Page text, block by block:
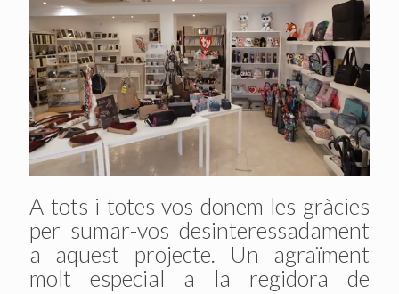
A tots i totes vos donem les gràcies
per sumar-vos desinteressadament
a aquest projecte. Un agraïment
molt especial a la regidora de